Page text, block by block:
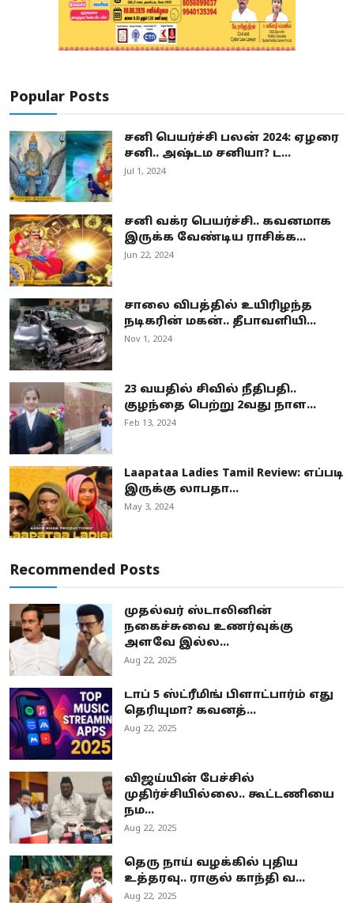
Popular Posts
சனி பெயர்ச்சி பலன் 2024: ஏழரை
சனி.. அஷ்டம சனியா? ட...
Jul 1, 2024
சனி வக்ர பெயர்ச்சி.. கவனமாக
இருக்க வேண்டிய ராசிக்க...
Jun 22, 2024
சாலை விபத்தில் உயிரிழந்த
நடிகரின் மகன்.. தீபாவளியி...
Nov 1, 2024
23 வயதில் சிவில் நீதிபதி..
குழந்தை பெற்று 2வது நாள...
Feb 13, 2024
Laapataa Ladies Tamil Review: எப்படி
இருக்கு லாபதா...
May 3, 2024
Recommended Posts
முதல்வர் ஸ்டாலினின்
நகைச்சுவை உணர்வுக்கு
அளவே இல்ல...
Aug 22, 2025
டாப் 5 ஸ்ட்ரீமிங் பிளாட்பார்ம் எது
தெரியுமா? கவனத்...
Aug 22, 2025
விஜய்யின் பேச்சில்
முதிர்ச்சியில்லை.. கூட்டணியை
நம...
Aug 22, 2025
தெரு நாய் வழக்கில் புதிய
உத்தரவு.. ராகுல் காந்தி வ...
Aug 22, 2025